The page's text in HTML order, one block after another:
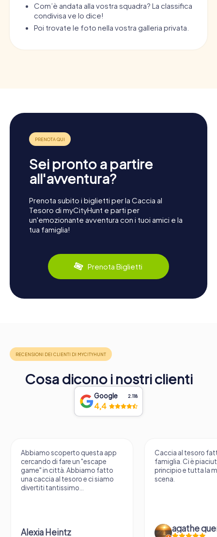
Com’è andata alla vostra squadra? La classifica
condivisa ve lo dice!
Poi trovate le foto nella vostra galleria privata.
Sei pronto a partire
all'avventura?
Prenota subito i biglietti per la Caccia al
Tesoro di myCityHunt e parti per
un'emozionante avventura con i tuoi amici e la
tua famiglia!
Prenota Biglietti
Cosa dicono i nostri clienti
Google 2.118
4,4
Abbiamo scoperto questa app
cercando di fare un "escape
game" in città. Abbiamo fatto
una caccia al tesoro e ci siamo
divertiti tantissimo...
Alexia Heintz
Caccia al tesoro
famiglia. Ci è
principio e tutta la
scena.
agathe